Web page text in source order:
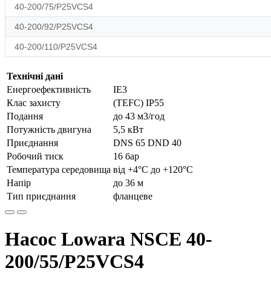
40-200/75/P25VCS4
40-200/92/P25VCS4
40-200/110/P25VCS4
Технічні дані
Енергоефективність
IE3
Клас захисту
(TEFC) IP55
Подання
до 43 м3/год
Потужність двигуна
5,5 кВт
Приєднання
DNS 65 DND 40
Робочий тиск
16 бар
Температура середовища від +4°С до +120°С
Напір
до 36 м
Тип приєднання
фланцеве
Насос Lowara NSCE 40-
200/55/P25VCS4